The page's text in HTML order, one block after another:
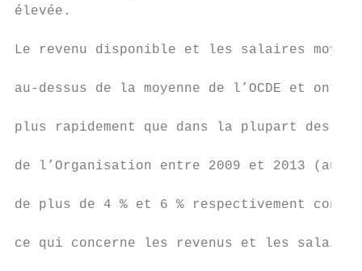
élevée.
Le revenu disponible et les salaires
au-dessus de la moyenne de l’OCDE et ont
plus rapidement que dans la plupart des
de l’Organisation entre 2009 et 2013 (au
de plus de 4 % et 6 % respectivement
ce qui concerne les revenus et les